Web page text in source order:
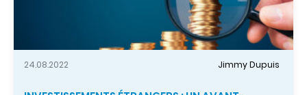
24.08.2022 Jimmy Dupuis